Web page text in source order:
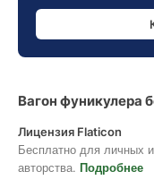
Вагон фуникулера
Лицензия Flaticon
Бесплатно для личных
авторства. Подробнее